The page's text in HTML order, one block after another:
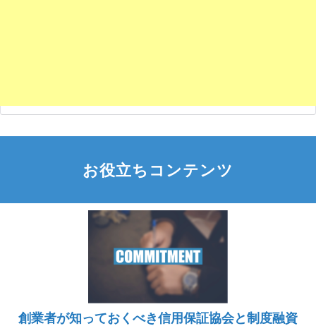
お役立ちコンテンツ
創業者が知っておくべき信用保証協会と制度融資